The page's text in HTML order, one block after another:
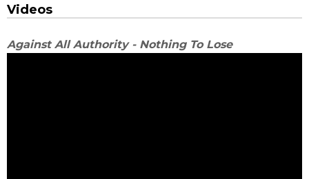
Videos
Against All Authority - Nothing To Lose